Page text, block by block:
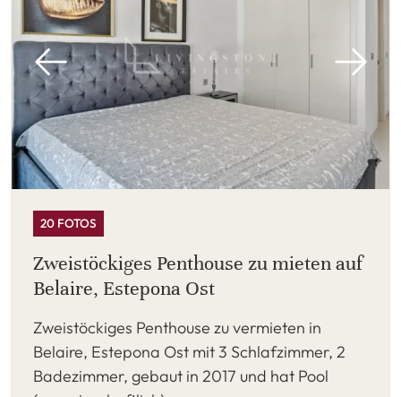
20 FOTOS
Zweistöckiges Penthouse zu mieten auf
Belaire, Estepona Ost
Zweistöckiges Penthouse zu vermieten in
Belaire, Estepona Ost mit 3 Schlafzimmer, 2
Badezimmer, gebaut in 2017 und hat Pool